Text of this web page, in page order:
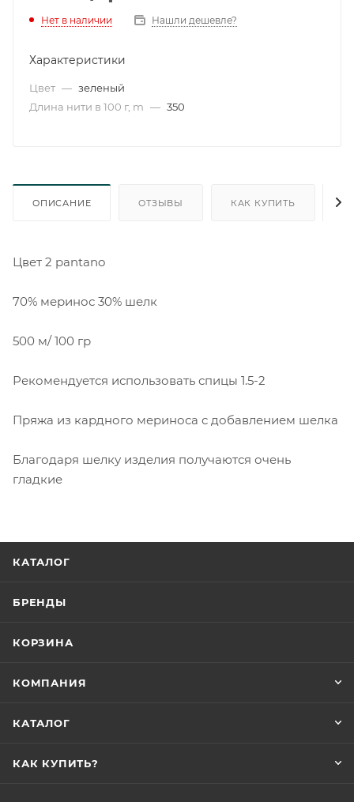
Нет в наличии Нашли дешевле?
Характеристики
Цвет — зеленый
Длина нити в 100 г, m — 350
ОПИСАНИЕ ОТЗЫВЫ КАК КУПИТЬ
Цвет 2 pantano
70% меринос 30% шелк
500 м/ 100 гр
Рекомендуется использовать спицы 1.5-2
Пряжа из кардного мериноса с добавлением шелка
Благодаря шелку изделия получаются очень
гладкие
КАТАЛОГ
БРЕНДЫ
КОРЗИНА
КОМПАНИЯ
КАТАЛОГ
КАК КУПИТЬ?